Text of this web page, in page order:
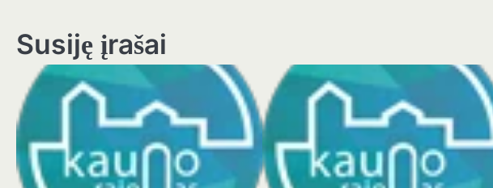
įrašų
Susiję įrašai